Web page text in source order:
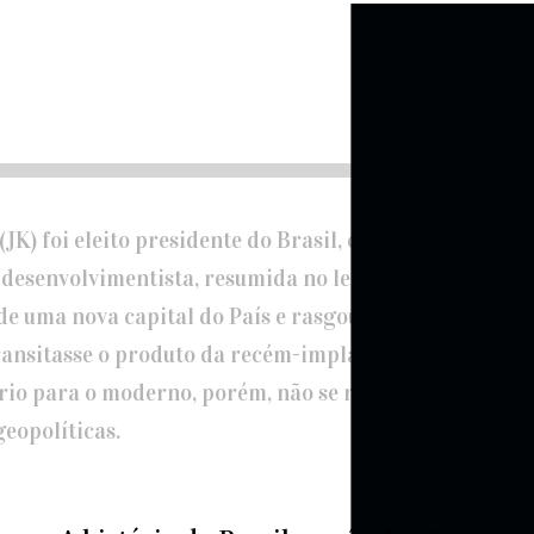
foi eleito presidente do Brasil, com um mandato
resumida no lema “Cinquenta
uma nova capital do País e rasgou estradas de Norte
o produto da recém-implantada indústria
para o moderno, porém, não se resumiu aos feitos